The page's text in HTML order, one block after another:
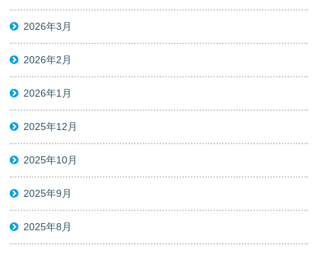
2026年3月
2026年2月
2026年1月
2025年12月
2025年10月
2025年9月
2025年8月